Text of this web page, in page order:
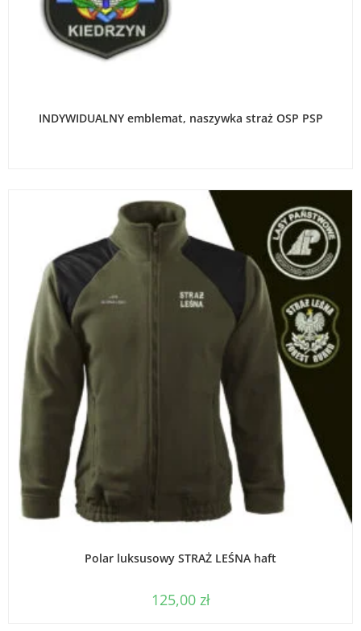
INDYWIDUALNY emblemat, naszywka straż OSP PSP
WYBIERZ OPCJE
Polar luksusowy STRAŻ LEŚNA haft
125,00 zł